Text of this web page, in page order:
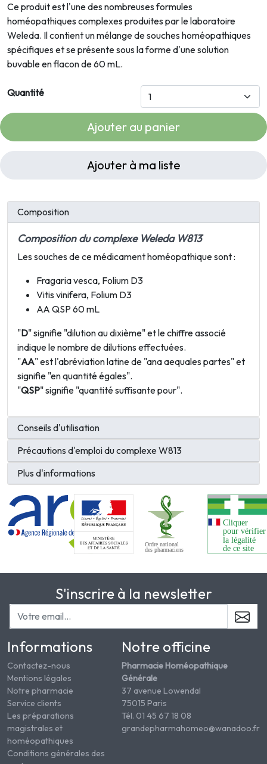
Ce produit est l'une des nombreuses formules
homéopathiques complexes produites par le laboratoire
Weleda. Il contient un mélange de souches homéopathiques
spécifiques et se présente sous la forme d'une solution
buvable en flacon de 60 mL.
Quantité
Ajouter au panier
Ajouter à ma liste
Composition
Composition du complexe Weleda W813
Les souches de ce médicament homéopathique sont :
Fragaria vesca, Folium D3
Vitis vinifera, Folium D3
AA QSP 60 mL
"D" signifie "dilution au dixième" et le chiffre associé
indique le nombre de dilutions effectuées.
"AA" est l'abréviation latine de "ana aequales partes" et
signifie "en quantité égales".
"QSP" signifie "quantité suffisante pour".
Conseils d'utilisation
Précautions d'emploi du complexe W813
Plus d'informations
S'inscrire à la newsletter
Informations
Contactez-nous
Mentions légales
Notre pharmacie
Service clients
Les préparations
magistrales et
homéopathiques
Conditions générales des
Notre officine
Pharmacie Homéopathique
Générale
37 avenue Lowendal
75015 Paris
Tél. 01 45 67 18 08
grandepharmahomeo@wanadoo.fr